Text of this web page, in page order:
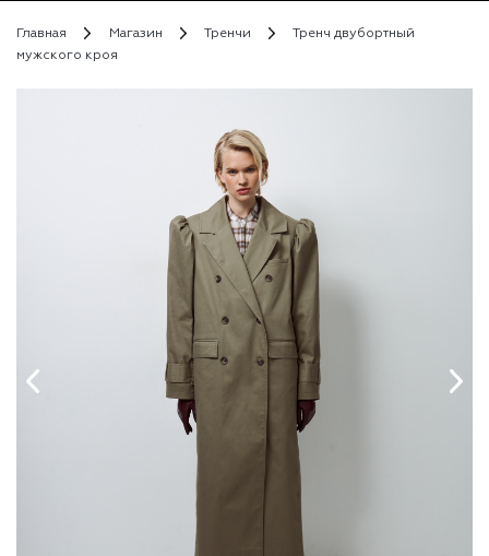
Главная Магазин Тренчи
Тренч двубортный
мужского кроя